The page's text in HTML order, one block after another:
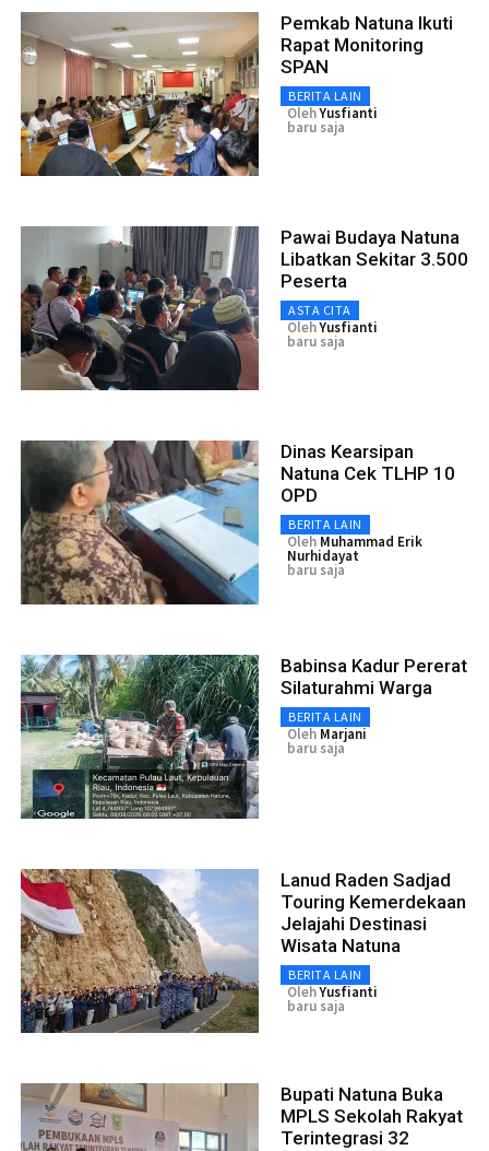
Pemkab Natuna Ikuti
Rapat Monitoring
SPAN
BERITA LAIN
OlehYusfianti
baru saja
Pawai Budaya Natuna
Libatkan Sekitar 3.500
Peserta
ASTA CITA
OlehYusfianti
baru saja
Dinas Kearsipan
Natuna Cek TLHP 10
OPD
BERITA LAIN
Oleh Muhammad Erik
Nurhidayat
baru saja
Babinsa Kadur Pererat
Silaturahmi Warga
BERITA LAIN
Oleh Marjani
baru saja
Lanud Raden Sadjad
Touring Kemerdekaan
Jelajahi Destinasi
Wisata Natuna
BERITA LAIN
OlehYusfianti
baru saja
Bupati Natuna Buka
MPLS Sekolah Rakyat
Terintegrasi 32